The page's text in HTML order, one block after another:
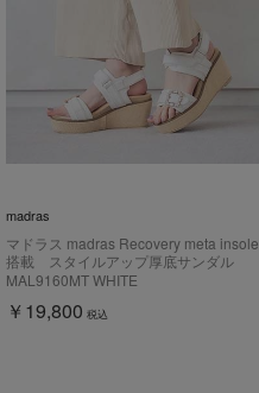
madras
マドラス madras Recovery meta insole
搭載 スタイルアップ厚底サンダル
MAL9160MT
MAL9160MT WHITE
￥19,800 税込